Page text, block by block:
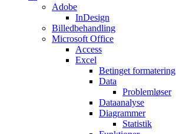
Adobe
InDesign
Billedbehandling
Microsoft Office
Access
Excel
Betinget formatering
Data
Problemløser
Dataanalyse
Diagrammer
Statistik